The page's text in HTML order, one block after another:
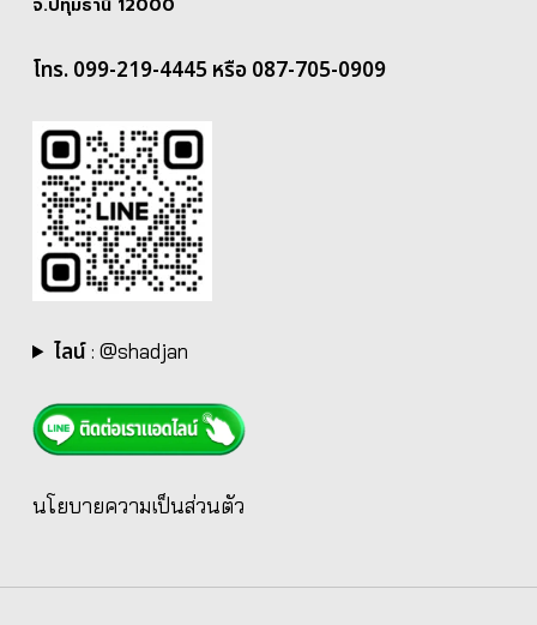
จ.ปทุมธานี 12000
โทร. 099-219-4445 หรือ 087-705-0909
ไลน์: @shadjan
นโยบายความเป็นส่วนตัว